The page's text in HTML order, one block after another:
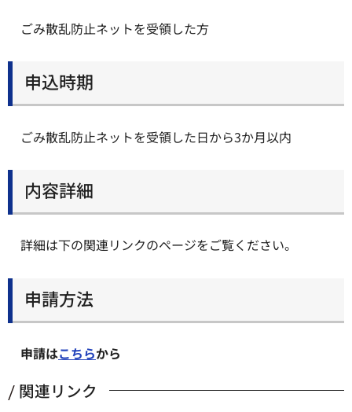
ごみ散乱防止ネットを受領した方
申込時期
ごみ散乱防止ネットを受領した日から3か月以内
内容詳細
詳細は下の関連リンクのページをご覧ください。
申請方法
申請はこちらから
関連リンク